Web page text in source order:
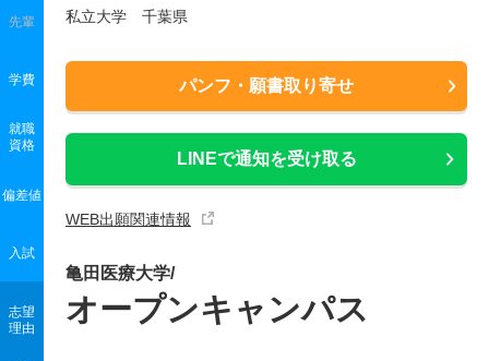
私立大学 千葉県
パンフ・願書取り寄せ
LINEで通知を受け取る
WEB出願関連情報
先輩
学費
就職
資格
偏差値
入試
志望
理由
亀田医療大学/
オープンキャンパス